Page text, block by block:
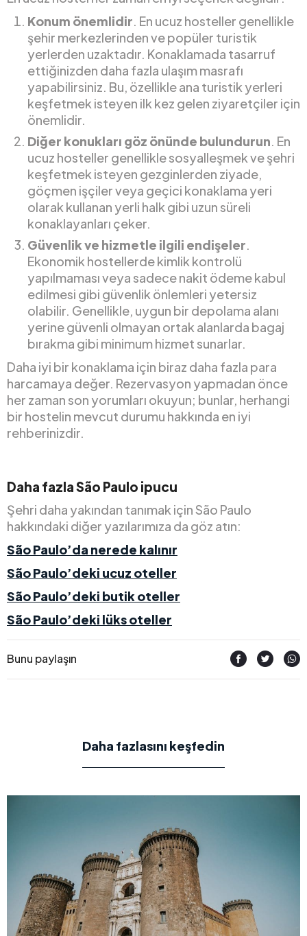
Konum önemlidir . En ucuz hosteller genellikle
şehir merkezlerinden ve popüler turistik
yerlerden uzaktadır. Konaklamada tasarruf
ettiğinizden daha fazla ulaşım masrafı
yapabilirsiniz. Bu, özellikle ana turistik yerleri
keşfetmek isteyen ilk kez gelen ziyaretçiler için
önemlidir.
Diğer konukları göz önünde bulundurun . En
ucuz hosteller genellikle sosyalleşmek ve şehri
keşfetmek isteyen gezginlerden ziyade,
göçmen işçiler veya geçici konaklama yeri
olarak kullanan yerli halk gibi uzun süreli
konaklayanları çeker.
Güvenlik ve hizmetle ilgili endişeler
Ekonomik hostellerde kimlik kontrolü
yapılmaması veya sadece nakit ödeme kabul
edilmesi gibi güvenlik önlemleri yetersiz
olabilir. Genellikle, uygun bir depolama alanı
yerine güvenli olmayan ortak alanlarda bagaj
bırakma gibi minimum hizmet sunarlar.
Daha iyi bir konaklama için biraz daha fazla para
harcamaya değer. Rezervasyon yapmadan önce
her zaman son yorumları okuyun; bunlar, herhangi
bir hostelin mevcut durumu hakkında en iyi
rehberinizdir.
Daha fazla São Paulo ipucu
Şehri daha yakından tanımak için São Paulo
hakkındaki diğer yazılarımıza da göz atın:
São Paulo’da nerede kalınır
São Paulo’deki ucuz oteller
São Paulo’deki butik oteller
São Paulo’deki lüks oteller
Bunu paylaşın
Daha fazlasını keşfedin